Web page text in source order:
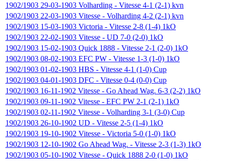
1902/1903 29-03-1903 Volharding - Vitesse 4-1 (2-1) kvn
1902/1903 22-03-1903 Vitesse - Volharding 4-2 (2-1) kvn
1902/1903 15-03-1903 Victoria - Vitesse 2-8 (1-4) 1kO
1902/1903 22-02-1903 Vitesse - UD 7-0 (2-0) 1kO
1902/1903 15-02-1903 Quick 1888 - Vitesse 2-1 (2-0) 1kO
1902/1903 08-02-1903 EFC PW - Vitesse 1-3 (1-0) 1kO
1902/1903 01-02-1903 HBS - Vitesse 4-1 (1-0) Cup
1902/1903 04-01-1903 DFC - Vitesse 0-4 (0-0) Cup
1902/1903 16-11-1902 Vitesse - Go Ahead Wag. 6-3 (2-2) 1kO
1902/1903 09-11-1902 Vitesse - EFC PW 2-1 (2-1) 1kO
1902/1903 02-11-1902 Vitesse - Volharding 3-1 (3-0) Cup
1902/1903 26-10-1902 UD - Vitesse 2-5 (1-4) 1kO
1902/1903 19-10-1902 Vitesse - Victoria 5-0 (1-0) 1kO
1902/1903 12-10-1902 Go Ahead Wag. - Vitesse 2-3 (1-3) 1kO
1902/1903 05-10-1902 Vitesse - Quick 1888 2-0 (1-0) 1kO